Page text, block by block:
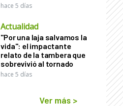
hace 5 días
Actualidad
"Por una laja salvamos la
vida": el impactante
relato de la tambera que
sobrevivió al tornado
hace 5 días
Ver más >